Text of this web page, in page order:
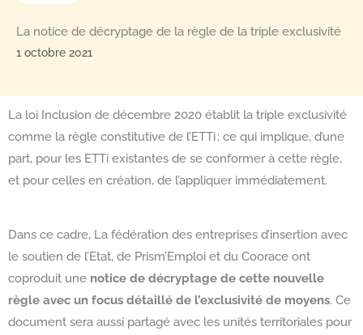
La notice de décryptage de la règle de la triple exclusivité
1 octobre 2021
La loi Inclusion de décembre 2020 établit la triple exclusivité
comme la règle constitutive de l’ETTi ; ce qui implique, d’une
part, pour les ETTi existantes de se conformer à cette règle,
et pour celles en création, de l’appliquer immédiatement.
Dans ce cadre, La fédération des entreprises d’insertion avec
le soutien de l’Etat, de Prism’Emploi et du Coorace ont
coproduit une notice de décryptage de cette nouvelle
règle avec un focus détaillé de l’exclusivité de moyens. Ce
document sera aussi partagé avec les unités territoriales pour